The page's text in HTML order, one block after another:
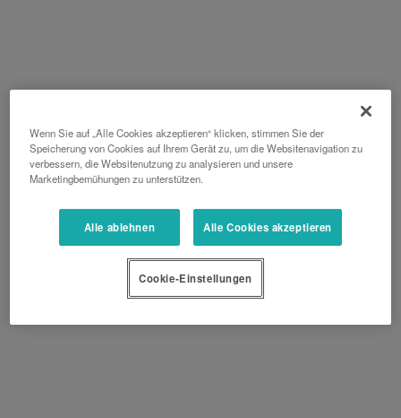
Wenn Sie auf „Alle Cookies akzeptieren“ klicken, stimmen Sie der
Speicherung von Cookies auf Ihrem Gerät zu, um die Websitenavigation zu
verbessern, die Websitenutzung zu analysieren und unsere
Marketingbemühungen zu unterstützen.
Alle ablehnen Alle Cookies akzeptieren
Cookie-Einstellungen